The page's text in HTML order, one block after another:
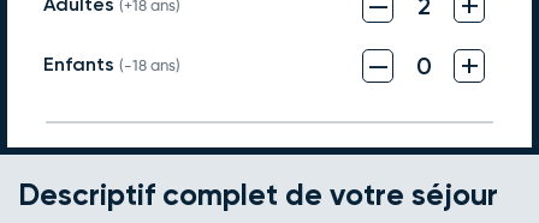
10
268€
Mer.
16
268€
Retour le Jeu. 17 sept. 26
Jeu.
sept.
268€/pers
18
sept.
268€/pers
Adultes (+18 ans) 2
Enfants (-18 ans) – 0 +
Descriptif complet de votre séjour